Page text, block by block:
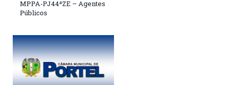
MPPA-PJ44ªZE – Agentes
Públicos